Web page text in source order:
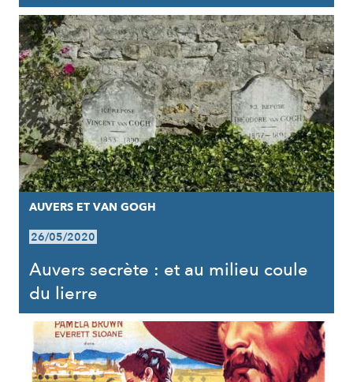
AUVERS ET VAN GOGH
26/05/2020
Auvers secrète : et au milieu coule
du lierre